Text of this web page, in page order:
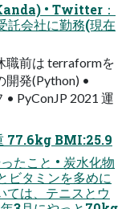
• Twitter：
会社に勤務(現在
職前は terraformを
開発(Python) •
PyConJP 2021 運
77.6kg BMI:25.9
たこと • 炭水化物
ビタミンを多めに
ては、テニスとウ